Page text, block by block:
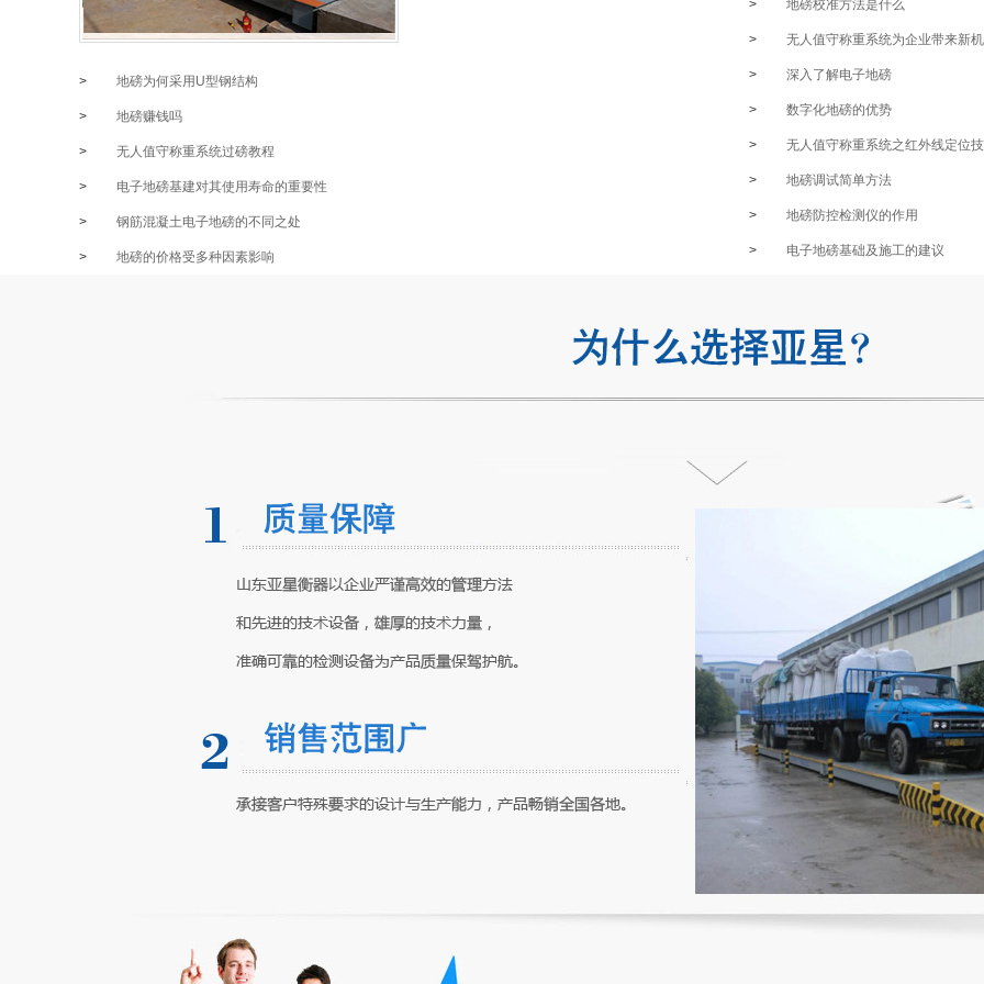
> 地磅为何采用U型钢结构
> 地磅赚钱吗
> 无人值守称重系统过磅教程
> 电子地磅基建对其使用寿命的重要性
> 钢筋混凝土电子地磅的不同之处
> 地磅的价格受多种因素影响
> 地磅校准方法是什么
> 无人值守称重系统为企业带来新
> 深入了解电子地磅
> 数字化地磅的优势
> 无人值守称重系统之红外线定位
> 地磅调试简单方法
> 地磅防控检测仪的作用
> 电子地磅基础及施工的建议